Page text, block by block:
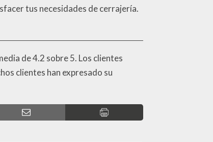
tus necesidades de cerrajería.
de 4.2 sobre 5. Los clientes
clientes han expresado su